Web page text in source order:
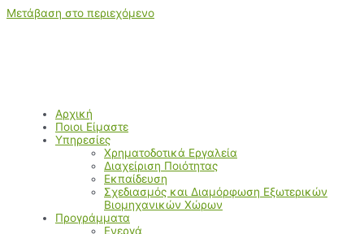
Μετάβαση στο περιεχόμενο
Αρχική
Ποιοι Είμαστε
Υπηρεσίες
Χρηματοδοτικά Εργαλεία
Διαχείριση Ποιότητας
Εκπαίδευση
Σχεδιασμός και Διαμόρφωση Εξωτερικών
Βιομηχανικών Χώρων
Προγράμματα
Ενεργά